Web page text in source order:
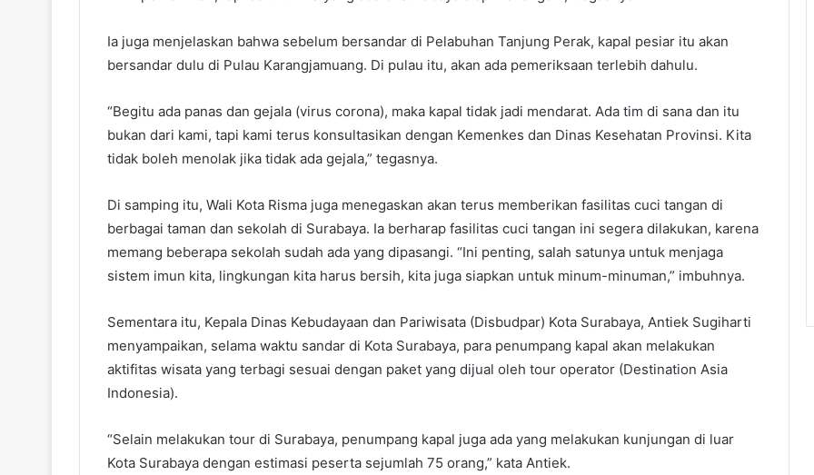
Ia juga menjelaskan bahwa sebelum bersandar di Pelabuhan Tanjung Perak, kapal pesiar itu akan
bersandar dulu di Pulau Karangjamuang. Di pulau itu, akan ada pemeriksaan terlebih dahulu.
“Begitu ada panas dan gejala (virus corona), maka kapal tidak jadi mendarat. Ada tim di sana dan itu
bukan dari kami, tapi kami terus konsultasikan dengan Kemenkes dan Dinas Kesehatan Provinsi. Kita
tidak boleh menolak jika tidak ada gejala,” tegasnya.
Di samping itu, Wali Kota Risma juga menegaskan akan terus memberikan fasilitas cuci tangan di
berbagai taman dan sekolah di Surabaya. Ia berharap fasilitas cuci tangan ini segera dilakukan, karena
memang beberapa sekolah sudah ada yang dipasangi. “Ini penting, salah satunya untuk menjaga
sistem imun kita, lingkungan kita harus bersih, kita juga siapkan untuk minum-minuman,” imbuhnya.
Sementara itu, Kepala Dinas Kebudayaan dan Pariwisata (Disbudpar) Kota Surabaya, Antiek Sugiharti
menyampaikan, selama waktu sandar di Kota Surabaya, para penumpang kapal akan melakukan
aktifitas wisata yang terbagi sesuai dengan paket yang dijual oleh tour operator (Destination Asia
Indonesia).
“Selain melakukan tour di Surabaya, penumpang kapal juga ada yang melakukan kunjungan di luar
Kota Surabaya dengan estimasi peserta sejumlah 75 orang,” kata Antiek.